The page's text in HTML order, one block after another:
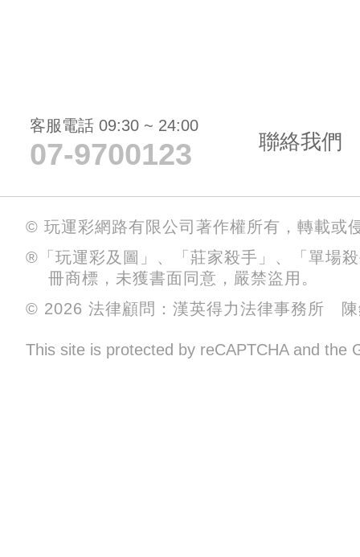
客服電話 09:30 ~ 24:00
07-9700123 聯絡我們
© 玩運彩網路有限公司著作權所有，轉載或
®「玩運彩及圖」、「莊家殺手」、「單場
冊商標，未獲書面同意，嚴禁盜用。
© 2026 法律顧問：漢英得力法律事務所 陳
This site is protected by reCAPTCHA and the